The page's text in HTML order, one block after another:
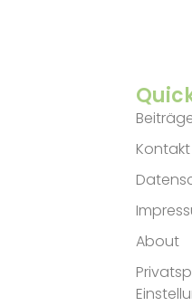
Kontakt
About